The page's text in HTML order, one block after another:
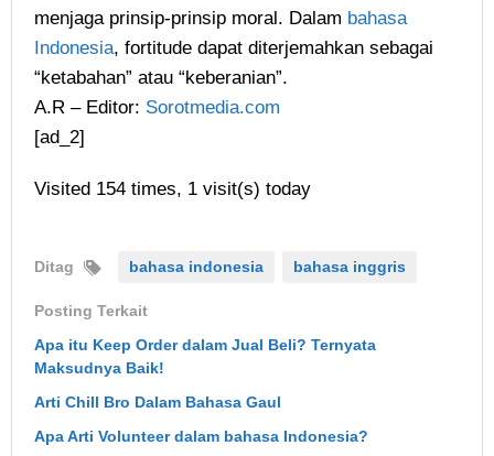
menjaga prinsip-prinsip moral. Dalam bahasa
Indonesia, fortitude dapat diterjemahkan sebagai
“ketabahan” atau “keberanian”.
A.R – Editor: Sorotmedia.com
[ad_2]
Visited 154 times, 1 visit(s) today
Ditag bahasa indonesia bahasa inggris
Posting Terkait
Apa itu Keep Order dalam Jual Beli? Ternyata
Maksudnya Baik!
Arti Chill Bro Dalam Bahasa Gaul
Apa Arti Volunteer dalam bahasa Indonesia?